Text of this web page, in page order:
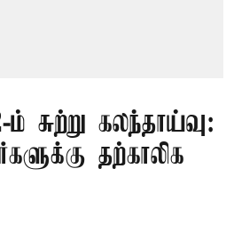
சுற்று கலந்தாய்வு:
தற்காலிக